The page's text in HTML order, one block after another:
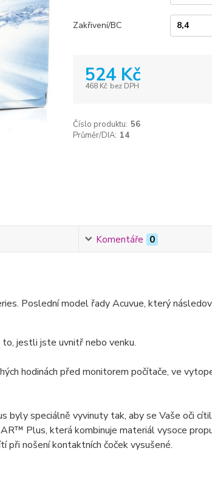
Zakřivení/BC
524 Kč
468 Kč bez DPH
Číslo produktu: 56
Průměr/DIA: 14
Komentáře 0
Poslední model řady Acuvue, který
jestli jste uvnitř nebo venku.
hodinách před monitorem počítače, ve
speciálně vyvinuty tak, aby se Vaše oči
Plus, která kombinuje materiál vysoce
nošení kontaktních čoček vysušené.